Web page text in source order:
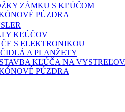
ZÁMKU S KĽÚČOM
PÚZDRA
KĽÚČOV
S ELEKTRONIKOU
A PLANŽETY
KĽÚČA NA
PÚZDRA